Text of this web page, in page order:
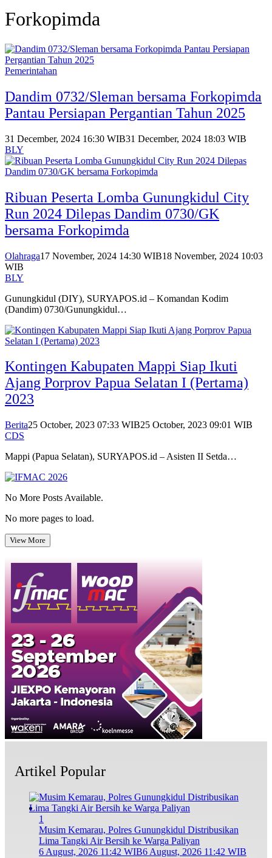
Forkopimda
Pemerintahan
Dandim 0732/Sleman bersama Forkopimda
Pantau Persiapan Pergantian Tahun 2025
31 December, 2024 16:30 WIB31 December, 2024 18:03 WIB
BLY
Ribuan Peserta Lomba Gunungkidul City
Run 2024 Dilepas Dandim 0730/GK
bersama Forkopimda
Olahraga17 November, 2024 14:30 WIB18 November, 2024 10:03
WIB
BLY
Gunungkidul (DIY), SURYAPOS.id – Komandan Kodim
(Dandim) 0730/Gunungkidul…
Kontingen Kabupaten Mappi Siap Ikuti
Ajang Porprov Papua Selatan I (Pertama)
2023
Berita25 October, 2023 07:33 WIB25 October, 2023 09:01 WIB
CDS
Mappi (Papua Selatan), SURYAPOS.id – Asisten II Setda…
No More Posts Available.
No more pages to load.
View More
Artikel Popular
1
Musim Kemarau, Polres Gunungkidul Distribusikan
Lima Tangki Air Bersih ke Warga Paliyan
6 August, 2026 11:42 WIB6 August, 2026 11:42 WIB